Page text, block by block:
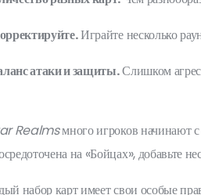
Играйте несколько
атаки и защиты.Слишком
Realmsмного игроков начинают
на «Бойцах», добавьте
набор карт имеет свои особые